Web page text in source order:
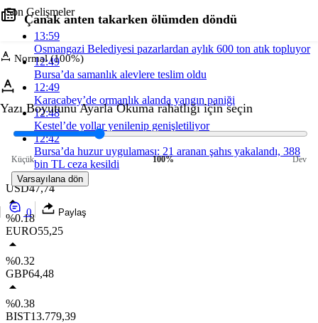
Son Gelişmeler
13:59
Osmangazi Belediyesi pazarlardan aylık 600 ton atık topluyor
12:49
Bursa’da samanlık alevlere teslim oldu
12:49
Karacabey’de ormanlık alanda yangın paniği
12:48
Kestel’de yollar yenilenip genişletiliyor
12:42
Bursa’da huzur uygulaması: 21 aranan şahıs yakalandı, 388
bin TL ceza kesildi
USD47,74
%0.18
EURO55,25
%0.32
GBP64,48
%0.38
BIST13.779,39
Çanak anten takarken ölümden döndü
Normal (100%)
Yazı Boyutunu Ayarla Okuma rahatlığı için seçin
Küçük 100% Dev
Varsayılana dön
0 Paylaş